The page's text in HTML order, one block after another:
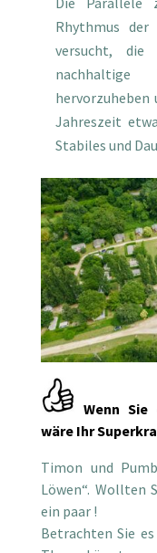
Rhythmus der
versucht, die
nachhaltige
hervorzuheben
Jahreszeit
Stabiles und
Wenn Sie
wäre Ihr
Timon und
Löwen“. Wollten
ein paar !
Betrachten Sie